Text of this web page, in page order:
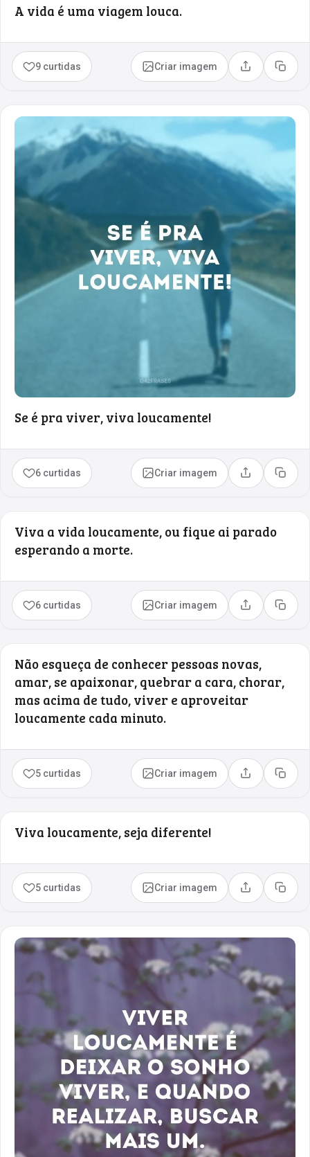
A vida é uma viagem louca.
9 curtidas Criar imagem Compartilhar
Copiar
Se é pra viver, viva loucamente!
6 curtidas Criar imagem Compartilhar
Copiar
Viva a vida loucamente, ou fique ai parado
esperando a morte.
6 curtidas Criar imagem Compartilhar
Copiar
Não esqueça de conhecer pessoas novas,
amar, se apaixonar, quebrar a cara, chorar,
mas acima de tudo, viver e aproveitar
loucamente cada minuto.
5 curtidas Criar imagem Compartilhar
Copiar
Viva loucamente, seja diferente!
5 curtidas Criar imagem Compartilhar
Copiar